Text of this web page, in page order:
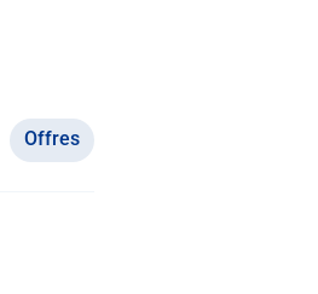
Offres